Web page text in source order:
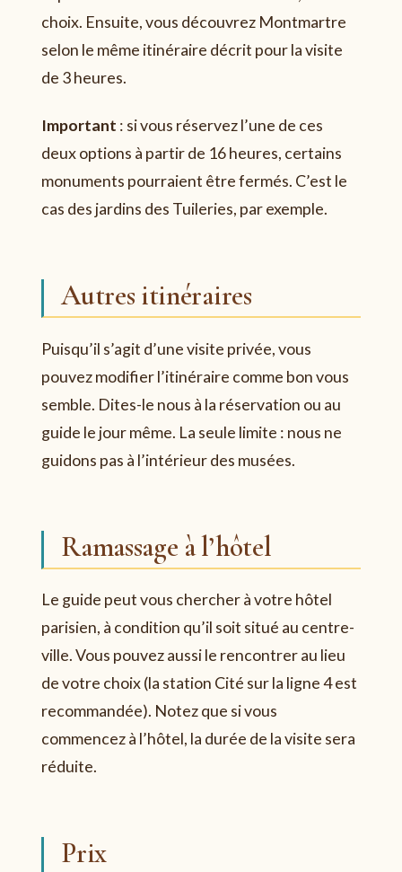
choix. Ensuite, vous découvrez Montmartre
selon le même itinéraire décrit pour la visite
de 3 heures.
Important : si vous réservez l’une de ces
deux options à partir de 16 heures, certains
monuments pourraient être fermés. C’est le
cas des jardins des Tuileries, par exemple.
Autres itinéraires
Puisqu’il s’agit d’une visite privée, vous
pouvez modifier l’itinéraire comme bon vous
semble. Dites-le nous à la réservation ou au
guide le jour même. La seule limite : nous ne
guidons pas à l’intérieur des musées.
Ramassage à l’hôtel
Le guide peut vous chercher à votre hôtel
parisien, à condition qu’il soit situé au centre-
ville. Vous pouvez aussi le rencontrer au lieu
de votre choix (la station Cité sur la ligne 4 est
recommandée). Notez que si vous
commencez à l’hôtel, la durée de la visite sera
réduite.
Prix